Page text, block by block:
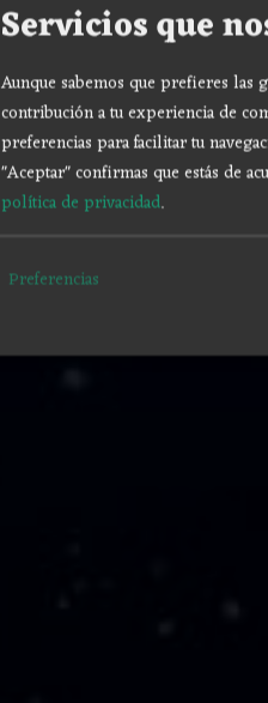
Servicios que
Aunque sabemos que prefieres las
contribución a tu experiencia de
preferencias para facilitar tu
"Aceptar" confirmas que estás de
política de privacidad.
Preferencias